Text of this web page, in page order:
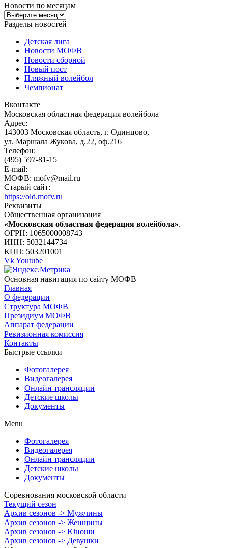
Новости по месяцам
Новости
по
Разделы новостей
Детская лига
Новости МОФВ
Новости сборной
Новый пост
Пляжный волейбол
Чемпионат
Вконтакте
Московская областная федерация волейбола
Адрес:
143003 Московская область, г. Одинцово,
ул. Маршала Жукова, д.22, оф.216
Телефон:
(495) 597-81-15
E-mail:
МОФВ: mofv@mail.ru
Старый сайт:
https://old.mofv.ru
Реквизиты
Общественная организация
«Московская областная федерация волейбола».
ОГРН: 1065000008743
ИНН: 5032144734
КПП: 503201001
VkYoutube
Основная навигация по сайту МОФВ
Главная
О федерации
Структура МОФВ
Президиум МОФВ
Аппарат федерации
Ревизионная комиссия
Контакты
Быстрые ссылки
Фотогалерея
Видеогалерея
Онлайн трансляции
Детские школы
Документы
Menu
Фотогалерея
Видеогалерея
Онлайн трансляции
Детские школы
Документы
Соревнования московской области
Текущий сезон
Архив сезонов -> Мужчины
Архив сезонов -> Женщины
Архив сезонов -> Юноши
Архив сезонов -> Девушки